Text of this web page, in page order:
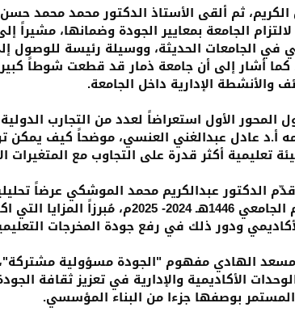
الكريم، ثم ألقى الأستاذ الدكتور محمد محمد
الجامعة بمعايير الجودة وضمانها، مشيراً
الجامعات الحديثة، ووسيلة رئيسة للوصول
كما أشار إلى أن جامعة ذمار قد قطعت شوطاً
والأنشطة الإدارية داخل الجامعة.
المحور الأول استعراضاً لعدد من التجارب
أ.د عادل عبدالغني العنسي، موضحاً كيف يمكن
تعليمية أكثر قدرة على التجاوب مع المتغيرات
الدكتور عبدالكريم محمد الموشكي عرضاً
البرامج الأكاديمية في الجامعة خلال العام الجامعي 1446هـ 2024- 2025م،
ودور ذلك في رفع جودة المخرجات
مسعد الهادي مفهوم "الجودة مسؤولية
الأكاديمية والإدارية في تعزيز ثقافة
بوصفها جزءا من البناء المؤسسي.